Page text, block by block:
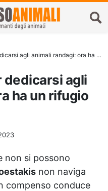
animali randagi: ora ha un rifugio (VIDEO)
dedicarsi agli
ha un rifugio
non si possono
non naviga
compenso conduce